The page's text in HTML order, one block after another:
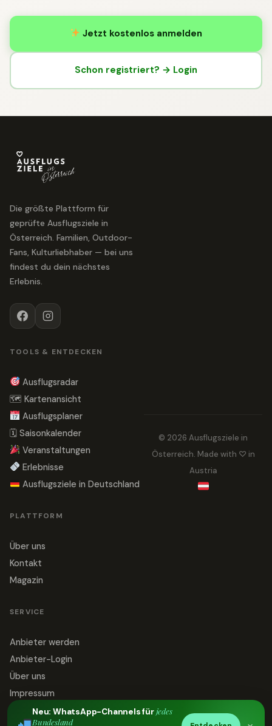
Jetzt kostenlos anmelden
Schon registriert? → Login
Die größte Plattform für
geprüfte Ausflugsziele in
Österreich. Familien, Outdoor-
Fans, Kulturliebhaber — bei uns
findest du dein nächstes
Erlebnis.
TOOLS & ENTDECKEN
Ausflugsradar
🗺 Kartenansicht
Ausflugsplaner
🗓 Saisonkalender
Veranstaltungen
Erlebnisse
Ausflugsziele in Deutschland
PLATTFORM
Über uns
Kontakt
Magazin
SERVICE
Anbieter werden
Anbieter-Login
Über uns
Impressum
Datenschutz
© 2026 Ausflugsziele in
Österreich. Made with ♡ in
Austria
Neu: WhatsApp-Channels fürjedes
Bundesland